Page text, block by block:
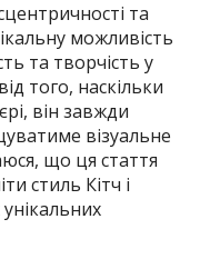
та
можливість
та творчість у
того, наскільки
він завжди
візуальне
що ця стаття
стиль Кітч і